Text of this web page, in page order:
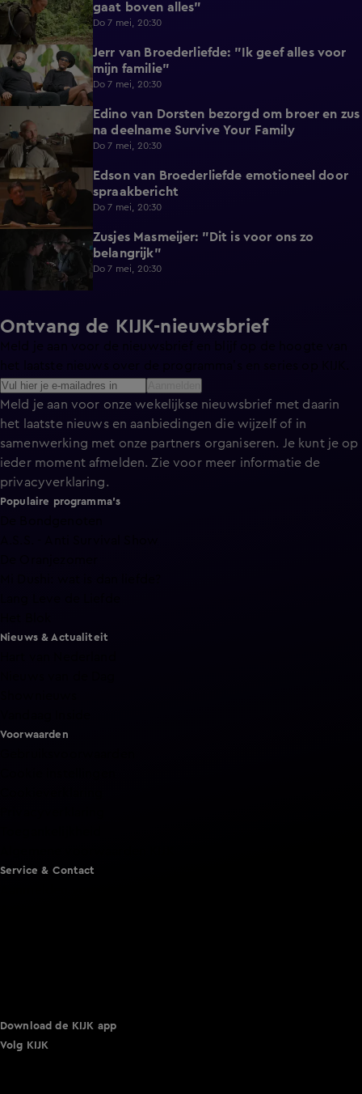
gaat boven alles"
Do 7 mei, 20:30
4:40
Jerr van Broederliefde: "Ik geef alles voor
mijn familie"
Do 7 mei, 20:30
Edino van Dorsten bezorgd om broer en zus
na deelname Survive Your Family
Do 7 mei, 20:30
0:48
Edson van Broederliefde emotioneel door
spraakbericht
Do 7 mei, 20:30
Zusjes Masmeijer: "Dit is voor ons zo
belangrijk"
Do 7 mei, 20:30
Ontvang de KIJK-nieuwsbrief
Meld je aan voor onze wekelijkse nieuwsbrief met daarin
het laatste nieuws en aanbiedingen die wijzelf of in
samenwerking met onze partners organiseren. Je kunt je op
ieder moment afmelden. Zie voor meer informatie de
privacyverklaring.
Populaire programma's
Nieuws & Actualiteit
Voorwaarden
Service & Contact
Download de KIJK app
Volg KIJK